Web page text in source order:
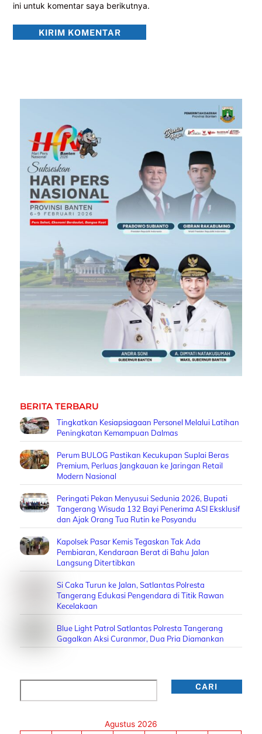
ini untuk komentar saya berikutnya.
BERITA TERBARU
Tingkatkan Kesiapsiagaan Personel Melalui Latihan
Peningkatan Kemampuan Dalmas
Perum BULOG Pastikan Kecukupan Suplai Beras
Premium, Perluas Jangkauan ke Jaringan Retail
Modern Nasional
Peringati Pekan Menyusui Sedunia 2026, Bupati
Tangerang Wisuda 132 Bayi Penerima ASI Eksklusif
dan Ajak Orang Tua Rutin ke Posyandu
Kapolsek Pasar Kemis Tegaskan Tak Ada
Pembiaran, Kendaraan Berat di Bahu Jalan
Langsung Ditertibkan
Si Caka Turun ke Jalan, Satlantas Polresta
Tangerang Edukasi Pengendara di Titik Rawan
Kecelakaan
Blue Light Patrol Satlantas Polresta Tangerang
Gagalkan Aksi Curanmor, Dua Pria Diamankan
CARI
Agustus 2026